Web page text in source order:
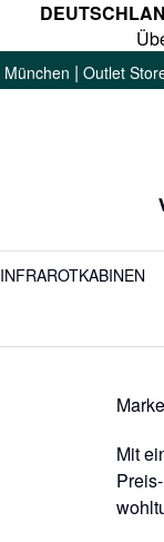
München | Outlet
INFRAROTKABINEN
Mit